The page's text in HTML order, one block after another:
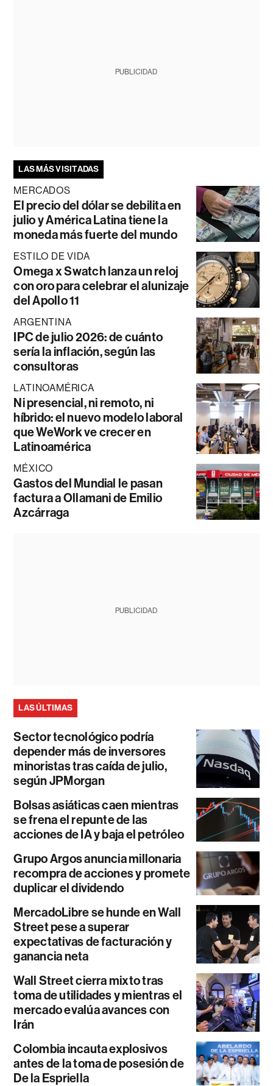
PUBLICIDAD
LAS MÁS VISITADAS
MERCADOS
El precio del dólar se debilita en
julio y América Latina tiene la
moneda más fuerte del mundo
ESTILO DE VIDA
Omega x Swatch lanza un reloj
con oro para celebrar el alunizaje
del Apollo 11
ARGENTINA
IPC de julio 2026: de cuánto
sería la inflación, según las
consultoras
LATINOAMÉRICA
Ni presencial, ni remoto, ni
híbrido: el nuevo modelo laboral
que WeWork ve crecer en
Latinoamérica
MÉXICO
Gastos del Mundial le pasan
factura a Ollamani de Emilio
Azcárraga
PUBLICIDAD
LAS ÚLTIMAS
Sector tecnológico podría
depender más de inversores
minoristas tras caída de julio,
según JPMorgan
Bolsas asiáticas caen mientras
se frena el repunte de las
acciones de IA y baja el petróleo
Grupo Argos anuncia millonaria
recompra de acciones y promete
duplicar el dividendo
MercadoLibre se hunde en Wall
Street pese a superar
expectativas de facturación y
ganancia neta
Wall Street cierra mixto tras
toma de utilidades y mientras el
mercado evalúa avances con
Irán
Colombia incauta explosivos
antes de la toma de posesión de
De la Espriella